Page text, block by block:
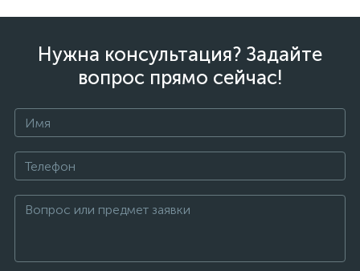
Нужна консультация? Задайте
вопрос прямо сейчас!